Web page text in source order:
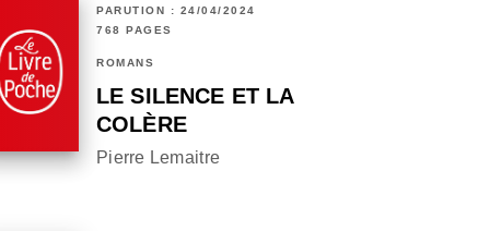
PARUTION : 24/04/2024
768 PAGES
ROMANS
LE SILENCE ET LA
COLÈRE
Pierre Lemaitre